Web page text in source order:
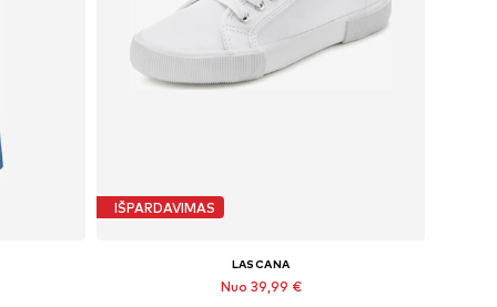
IŠPARDAVIMAS
LASCANA
Nuo 39,99 €